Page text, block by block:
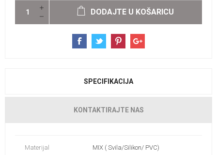
DODAJTE U KOŠARICU
SPECIFIKACIJA
KONTAKTIRAJTE NAS
Materijal MIX ( Svila/Silikon/ PVC)